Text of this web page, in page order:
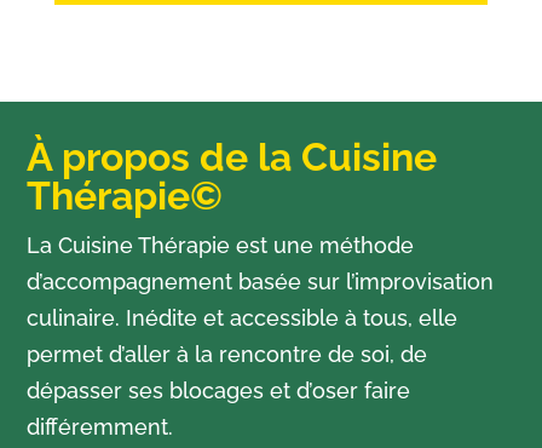
À propos de la Cuisine
Thérapie©
La Cuisine Thérapie est une méthode
d’accompagnement basée sur l’improvisation
culinaire. Inédite et accessible à tous, elle
permet d’aller à la rencontre de soi, de
dépasser ses blocages et d’oser faire
différemment.